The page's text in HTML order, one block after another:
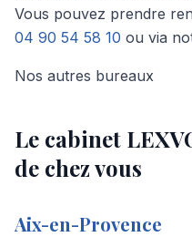
Vous pouvez prendre
04 90 54 58 10 ou via
Nos autres bureaux
Le cabinet
de chez vous
Aix-en-Provence